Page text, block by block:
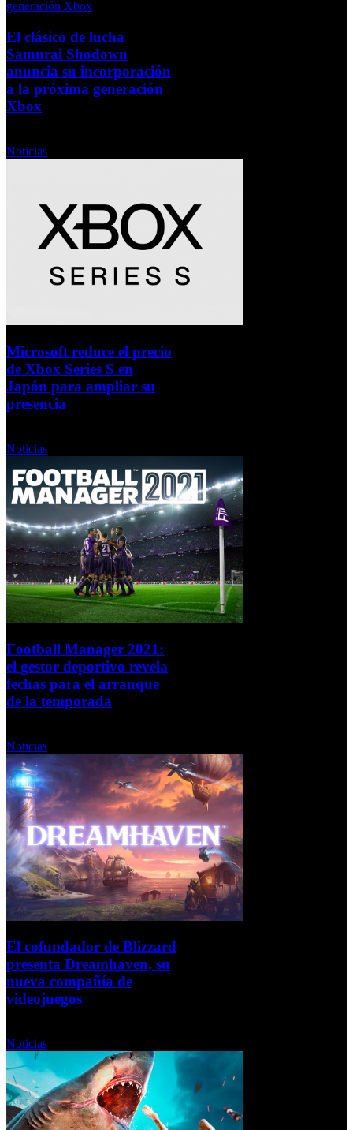
El clásico de lucha
Samurai Shodown
anuncia su incorporación
a la próxima generación
Xbox
Noticias
Microsoft reduce el precio
de Xbox Series S en
Japón para ampliar su
presencia
Noticias
Football Manager 2021:
el gestor deportivo revela
fechas para el arranque
de la temporada
Noticias
El cofundador de Blizzard
presenta Dreamhaven, su
nueva compañía de
videojuegos
Noticias